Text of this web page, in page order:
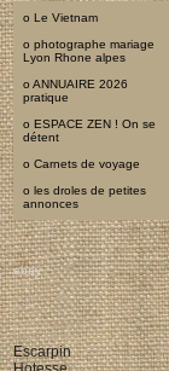
o Le Vietnam
o photographe mariage
Lyon Rhone alpes
o ANNUAIRE 2026
pratique
o ESPACE ZEN ! On se
détent
o Carnets de voyage
o les droles de petites
annonces
ebay
ebay gratuit
annonces
ebay
soldes ebay
leroy Merlin
Escarpin